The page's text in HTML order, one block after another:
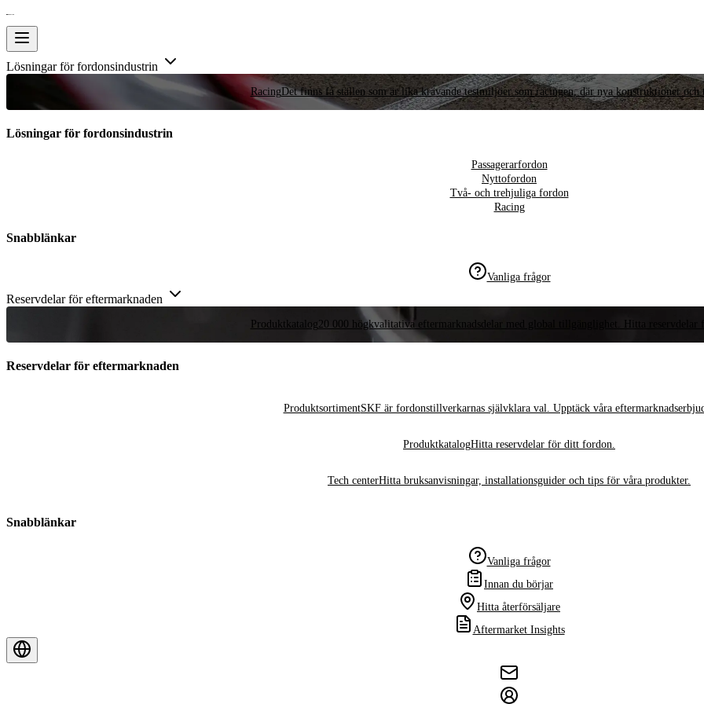
Lösningar för fordonsindustrin
RacingDet finns få ställen som är lika krävande testmiljöer som racingen, där nya konstruktioner och
Lösningar för fordonsindustrin
Passagerarfordon
Nyttofordon
Två- och trehjuliga fordon
Racing
Snabblänkar
Vanliga frågor
Reservdelar för eftermarknaden
Produktkatalog20 000 högkvalitativa eftermarknadsdelar med global tillgänglighet. Hitta reservdelar
Reservdelar för eftermarknaden
ProduktsortimentSKF är fordonstillverkarnas självklara val. Upptäck våra
ProduktkatalogHitta reservdelar för ditt fordon.
Tech centerHitta bruksanvisningar, installationsguider och tips för våra produkter.
Snabblänkar
Vanliga frågor
Innan du börjar
Hitta återförsäljare
Aftermarket Insights